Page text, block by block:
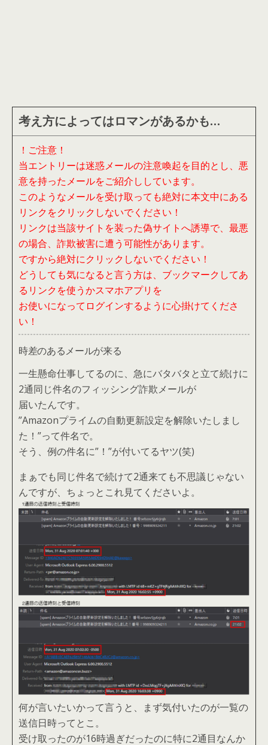
考え方によってはロマンがあるかも…
！ご注意！
当エントリーは迷惑メールの注意喚起を目的とし、悪
意を持ったメールをご紹介ししています。
このようなメールを受け取っても絶対に本文中にある
リンクをクリックしないでください！
リンクは当該サイトを装った偽サイトへ誘導で、最悪
の場合、詐欺被害に遭う可能性があります。
ですから絶対にクリックしないでください！
どうしても気になると言う方は、ブックマークしてあ
るリンクを使うかスマホアプリを
お使いになってログインするように心掛けてくださ
い！
時差のあるメールが来る
一生懸命仕事してるのに、急にバタバタと立て続けに
2通同じ件名のフィッシング詐欺メールが
届いたんです。
”Amazonプライムの自動更新設定を解除いたしまし
た！”って件名で。
そう、例の件名に”！”が付いてるヤツ(笑)
まぁでも同じ件名で続けて2通来ても不思議じゃない
んですが、ちょっとこれ見てくださいよ。
何が言いたいかって言うと、まず気付いたのが一覧の
送信日時ってとこ。
受け取ったのが16時過ぎだったのに特に2通目なんか